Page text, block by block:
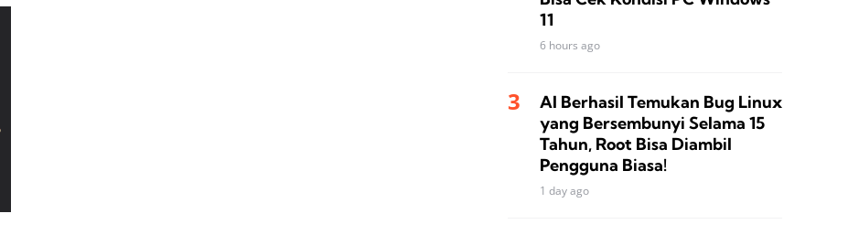
11
6 hours ago
AI Berhasil Temukan Bug Linux
yang Bersembunyi Selama 15
Tahun, Root Bisa Diambil
Pengguna Biasa!
1 day ago